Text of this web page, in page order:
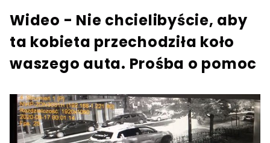
Wideo - Nie chcielibyście, aby
ta kobieta przechodziła koło
waszego auta. Prośba o pomoc